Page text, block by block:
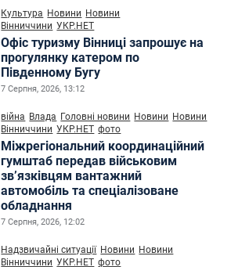
Культура Новини Новини
Вінниччини УКР.НЕТ
Офіс туризму Вінниці запрошує на
прогулянку катером по
Південному Бугу
7 Серпня, 2026, 13:12
війна Влада Головні новини Новини Новини
Вінниччини УКР.НЕТ фото
Міжрегіональний координаційний
гумштаб передав військовим
зв’язківцям вантажний
автомобіль та спеціалізоване
обладнання
7 Серпня, 2026, 12:02
Надзвичайні ситуації Новини Новини
Вінниччини УКР.НЕТ фото